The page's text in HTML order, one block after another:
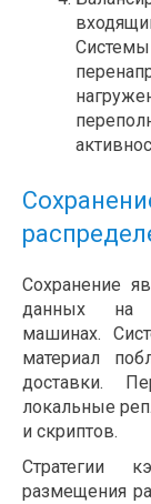
Системы
Сохранение
данных на
машинах.
материал
доставки.
локальные
и скриптов.
Стратегии
размещения